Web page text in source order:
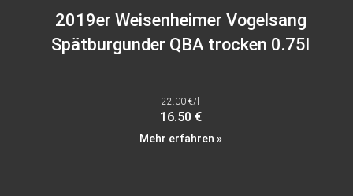
2019er Weisenheimer Vogelsang
Spätburgunder QBA trocken 0.75l
22.00 €/l
16.50 €
Mehr erfahren »